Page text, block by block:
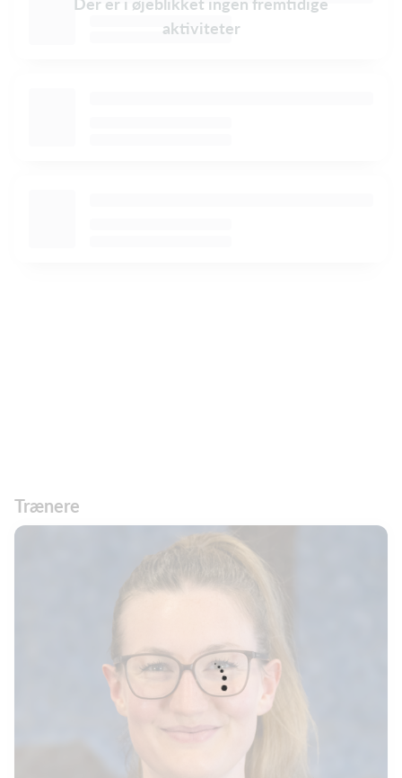
aktiviteter
Trænere